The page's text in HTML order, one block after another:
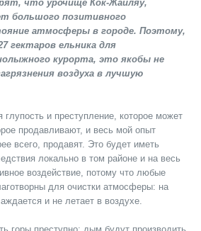
что урочище Кок-Жайляу,
большого позитивного
атмосферы в городе. Поэтому,
гектаров ельника для
курорта, это якобы не
воздуха в лучшую
и преступление, которое может
продавливают, и весь мой опыт
всего, продавят. Это будет иметь
локально в том районе и на весь
воздействие, потому что любые
для очистки атмосферы: на
и не летает в воздухе.